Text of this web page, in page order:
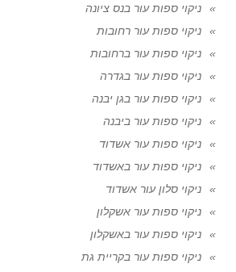
ניקוי ספות עור בנס ציונה
ניקוי ספות עור רחובות
ניקוי ספות עור ברחובות
ניקוי ספות עור בגדרה
ניקוי ספות עור בגן יבנה
ניקוי ספות עור ביבנה
ניקוי ספות עור אשדוד
ניקוי ספות עור באשדוד
ניקוי סלון עור אשדוד
ניקוי ספות עור אשקלון
ניקוי ספות עור באשקלון
ניקוי ספות עור בקריית גת